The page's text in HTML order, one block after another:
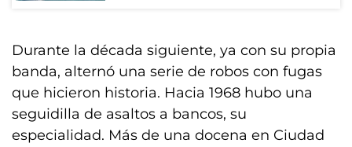
Durante la década siguiente, ya con su propia
banda, alternó una serie de robos con fugas
que hicieron historia. Hacia 1968 hubo una
seguidilla de asaltos a bancos, su
especialidad. Más de una docena en Ciudad